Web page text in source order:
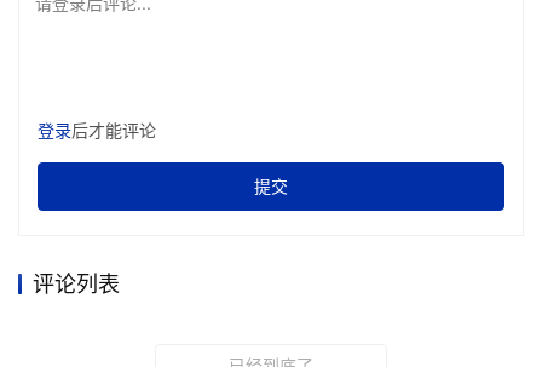
登录后才能评论
提交
评论列表